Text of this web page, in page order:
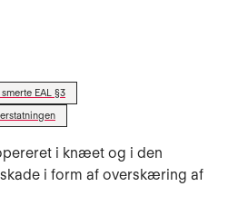
EAL §3
i knæet og i den
i form af overskæring af